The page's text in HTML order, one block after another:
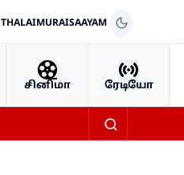
THALAIMURAISAAYAM
சினிமா ரேடியோ